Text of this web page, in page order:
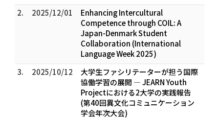
2.
2025/12/01
Enhancing Intercultural
Competence through COIL: A
Japan-Denmark Student
Collaboration (International
Language Week 2025)
3.
2025/10/12
大学生ファシリテーターが担う国際
協働学習の展開 ― JEARN Youth
Projectにおける2大学の実践報告
(第40回異文化コミュニケーション
学会年次大会)